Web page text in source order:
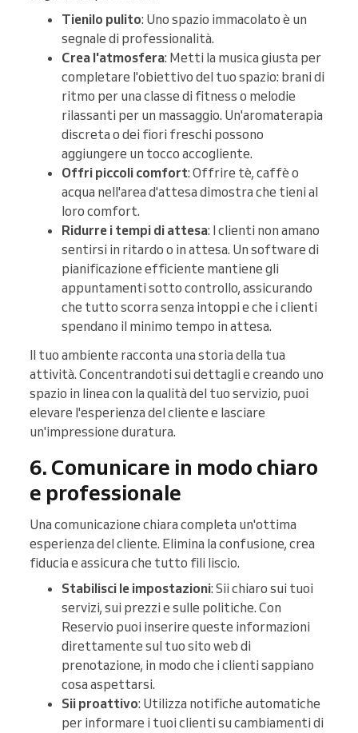
Tienilo pulito: Uno spazio immacolato è un
segnale di professionalità.
Crea l'atmosfera: Metti la musica giusta per
completare l'obiettivo del tuo spazio: brani di
ritmo per una classe di fitness o melodie
rilassanti per un massaggio. Un'aromaterapia
discreta o dei fiori freschi possono
aggiungere un tocco accogliente.
Offri piccoli comfort: Offrire tè, caffè o
acqua nell'area d'attesa dimostra che tieni al
loro comfort.
Ridurre i tempi di attesa: I clienti non amano
sentirsi in ritardo o in attesa. Un software di
pianificazione efficiente mantiene gli
appuntamenti sotto controllo, assicurando
che tutto scorra senza intoppi e che i clienti
spendano il minimo tempo in attesa.
Il tuo ambiente racconta una storia della tua
attività. Concentrandoti sui dettagli e creando uno
spazio in linea con la qualità del tuo servizio, puoi
elevare l'esperienza del cliente e lasciare
un'impressione duratura.
6. Comunicare in modo chiaro
e professionale
Una comunicazione chiara completa un'ottima
esperienza del cliente. Elimina la confusione, crea
fiducia e assicura che tutto fili liscio.
Stabilisci le impostazioni: Sii chiaro sui tuoi
servizi, sui prezzi e sulle politiche. Con
Reservio puoi inserire queste informazioni
direttamente sul tuo sito web di
prenotazione, in modo che i clienti sappiano
cosa aspettarsi.
Sii proattivo: Utilizza notifiche automatiche
per informare i tuoi clienti su cambiamenti di